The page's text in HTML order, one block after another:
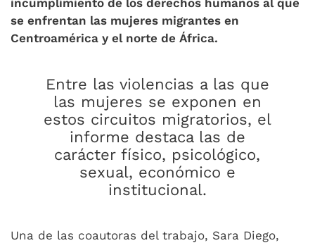
incumplimiento de los derechos humanos al que
se enfrentan las mujeres migrantes en
Centroamérica y el norte de África.
Entre las violencias a las que
las mujeres se exponen en
estos circuitos migratorios, el
informe destaca las de
carácter físico, psicológico,
sexual, económico e
institucional.
Una de las coautoras del trabajo, Sara Diego,